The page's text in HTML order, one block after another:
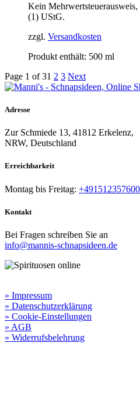
Kein
(1) UStG.
zzgl. Versandkosten
Produkt enthält: 500 ml
Page 1 of 31 2 3 Next
Adresse
Zur Schmiede 13, 41812 Erkelenz,
NRW, Deutschland
Erreichbarkeit​
Montag bis Freitag:
Kontakt
Bei Fragen schreiben Sie an
info@mannis-schnapsideen.de
» Impressum
» Datenschutzerklärung
» Cookie-Einstellungen
» AGB
» Widerrufsbelehrung